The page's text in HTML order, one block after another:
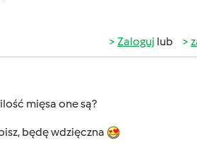
Zaloguj lub
mięsa one są?
będę wdzięczna